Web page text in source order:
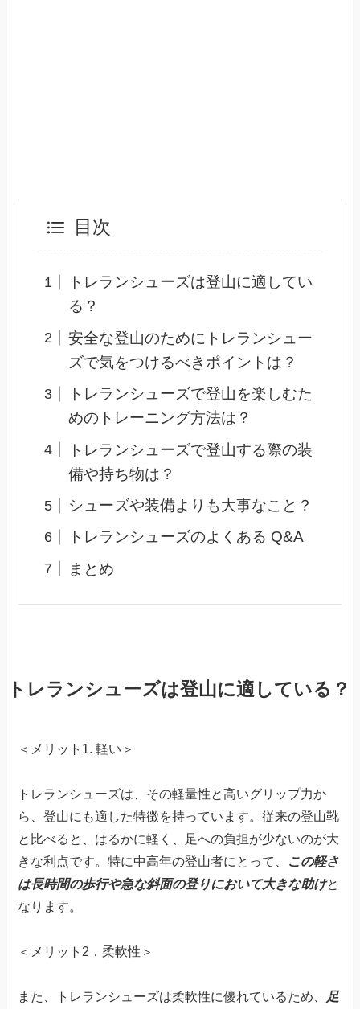
目次
トレランシューズは登山に適してい
る？
安全な登山のためにトレランシュー
ズで気をつけるべきポイントは？
トレランシューズで登山を楽しむた
めのトレーニング方法は？
トレランシューズで登山する際の装
備や持ち物は？
シューズや装備よりも大事なこと？
トレランシューズのよくある Q&A
まとめ
トレランシューズは登山に適している？
＜メリット1. 軽い＞
トレランシューズは、その軽量性と高いグリップ力か
ら、登山にも適した特徴を持っています。従来の登山靴
と比べると、はるかに軽く、足への負担が少ないのが大
きな利点です。特に中高年の登山者にとって、 この軽さ
は長時間の歩行や急な斜面の登りにおいて大きな助けと
なります。
＜メリット2．柔軟性＞
また、トレランシューズは柔軟性に優れているため、 足